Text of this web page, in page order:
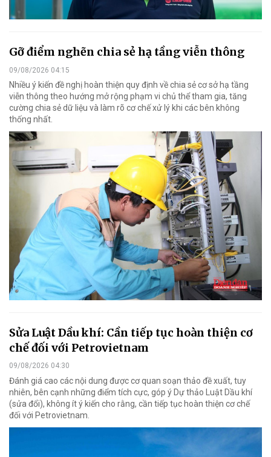
Gỡ điểm nghẽn chia sẻ hạ tầng viễn thông
09/08/2026 04:15
Nhiều ý kiến đề nghị hoàn thiện quy định về chia sẻ cơ sở hạ tầng
viễn thông theo hướng mở rộng phạm vi chủ thể tham gia, tăng
cường chia sẻ dữ liệu và làm rõ cơ chế xử lý khi các bên không
thống nhất.
Sửa Luật Dầu khí: Cần tiếp tục hoàn thiện cơ
chế đối với Petrovietnam
09/08/2026 04:30
Đánh giá cao các nội dung được cơ quan soạn thảo đề xuất, tuy
nhiên, bên cạnh những điểm tích cực, góp ý Dự thảo Luật Dầu khí
(sửa đổi), không ít ý kiến cho rằng, cần tiếp tục hoàn thiện cơ chế
đối với Petrovietnam.